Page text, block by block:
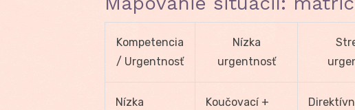
Kompetencia
/ Urgentnosť
Nízka
urgentnosť
Nízka
Koučovací +